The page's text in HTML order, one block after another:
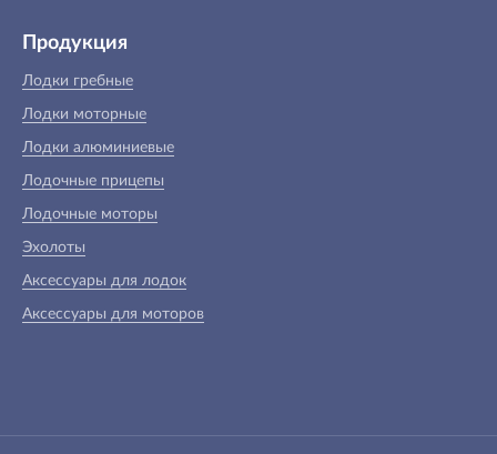
Продукция
Лодки гребные
Лодки моторные
Лодки алюминиевые
Лодочные прицепы
Лодочные моторы
Эхолоты
Аксессуары для лодок
Аксессуары для моторов